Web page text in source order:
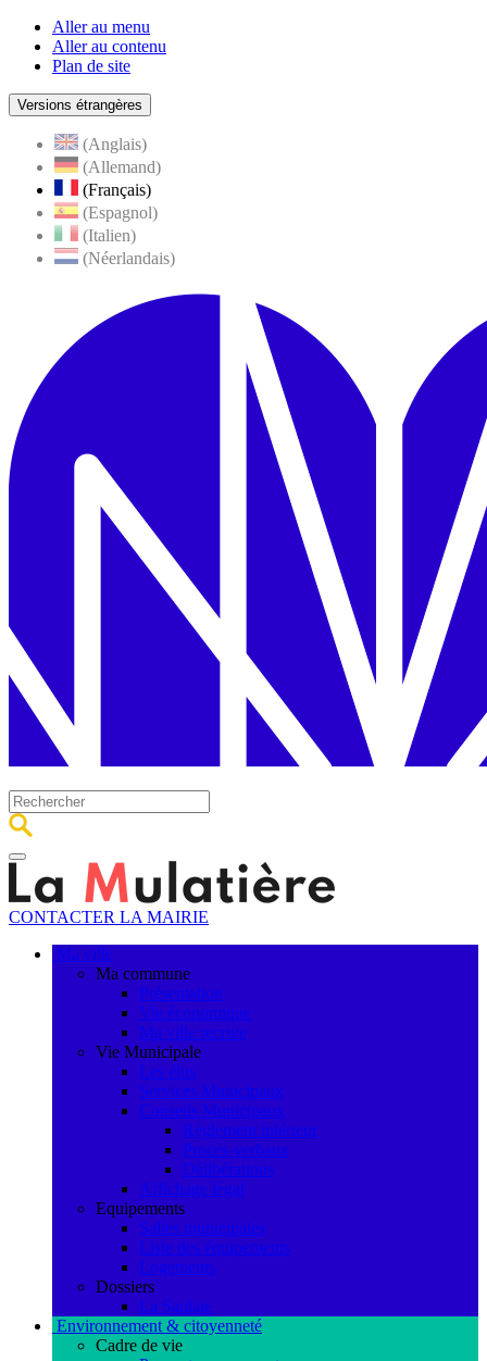
Aller au menu
Aller au contenu
Plan de site
Versions étrangères
(Anglais)
(Allemand)
(Français)
(Espagnol)
(Italien)
(Néerlandais)
CONTACTER LA MAIRIE
Ma ville
Ma commune
Présentation
Vie économique
Ma ville recrute
Vie Municipale
Les élus
Services Municipaux
Conseils Municipaux
Règlement intérieur
Procès-verbaux
Délibérations
Affichage légal
Equipements
Salles municipales
Liste des équipements
Logements
Dossiers
La Saulaie
Environnement & citoyenneté
Cadre de vie